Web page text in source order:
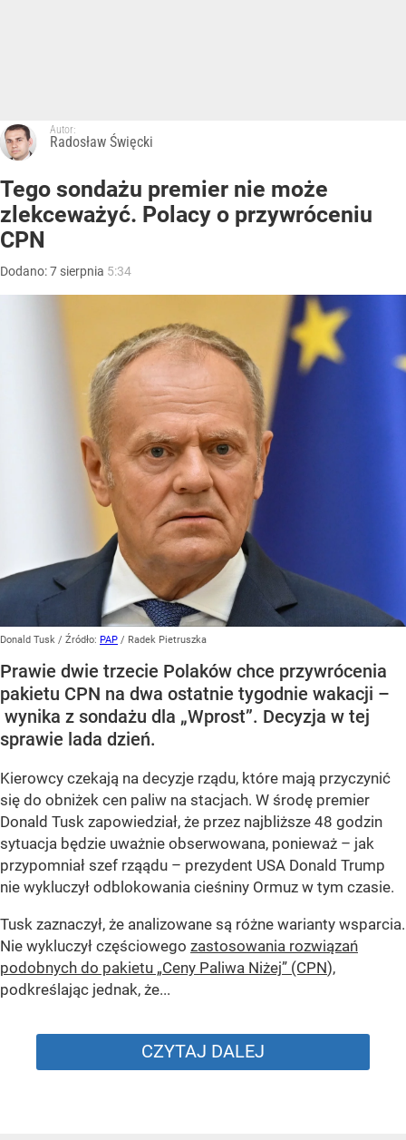
Autor:
Radosław Święcki
Tego sondażu premier nie może
zlekceważyć. Polacy o przywróceniu
CPN
Dodano:7 sierpnia 5:34
Donald Tusk / Źródło: PAP / Radek Pietruszka
Prawie dwie trzecie Polaków chce przywrócenia
pakietu CPN na dwa ostatnie tygodnie wakacji –
wynika z sondażu dla „Wprost”. Decyzja w tej
sprawie lada dzień.
Kierowcy czekają na decyzje rządu, które mają przyczynić
się do obniżek cen paliw na stacjach. W środę premier
Donald Tusk zapowiedział, że przez najbliższe 48 godzin
sytuacja będzie uważnie obserwowana, ponieważ – jak
przypomniał szef rząądu – prezydent USA Donald Trump
nie wykluczył odblokowania cieśniny Ormuz w tym czasie.
Tusk zaznaczył, że analizowane są różne warianty wsparcia.
Nie wykluczył częściowego zastosowania rozwiązań
podobnych do pakietu „Ceny Paliwa Niżej” (CPN),
podkreślając jednak, że...
CZYTAJ DALEJ